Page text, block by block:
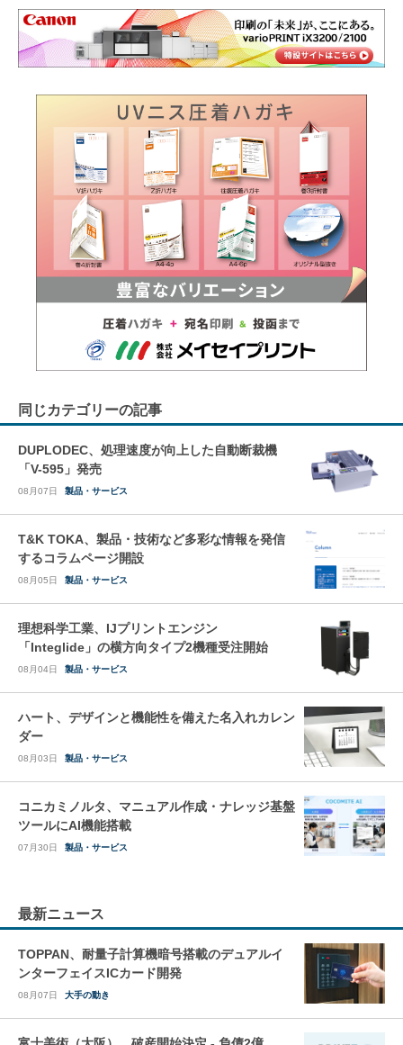
同じカテゴリーの記事
DUPLODEC、処理速度が向上した自動断裁機
「V-595」発売
08月07日 製品・サービス
T&K TOKA、製品・技術など多彩な情報を発信
するコラムページ開設
08月05日 製品・サービス
理想科学工業、IJプリントエンジン
「Integlide」の横方向タイプ2機種受注開始
08月04日 製品・サービス
ハート、デザインと機能性を備えた名入れカレン
ダー
08月03日 製品・サービス
コニカミノルタ、マニュアル作成・ナレッジ基盤
ツールにAI機能搭載
07月30日 製品・サービス
最新ニュース
TOPPAN、耐量子計算機暗号搭載のデュアルイ
ンターフェイスICカード開発
08月07日 大手の動き